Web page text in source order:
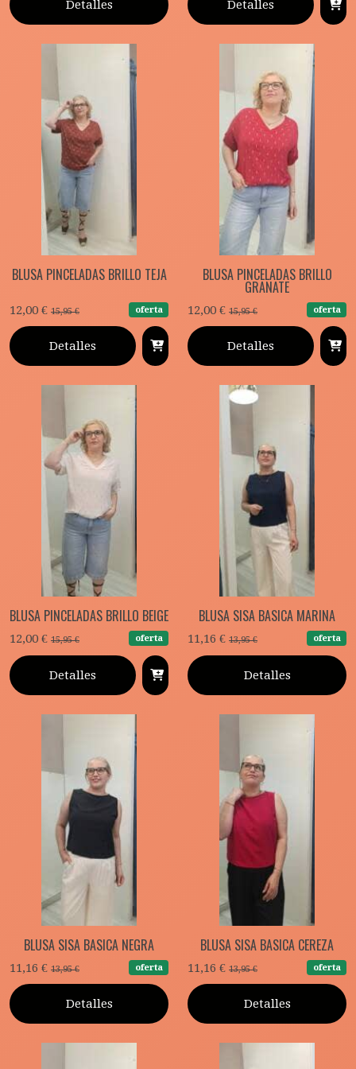
Detalles Detalles
BLUSA PINCELADAS BRILLO TEJA
12,00 € 15,95 € oferta
Detalles
BLUSA PINCELADAS BRILLO
GRANATE
12,00 € 15,95 € oferta
Detalles
BLUSA PINCELADAS BRILLO BEIGE
12,00 € 15,95 € oferta
Detalles
BLUSA SISA BASICA MARINA
11,16 € 13,95 € oferta
Detalles
BLUSA SISA BASICA NEGRA
11,16 € 13,95 € oferta
Detalles
BLUSA SISA BASICA CEREZA
11,16 € 13,95 € oferta
Detalles